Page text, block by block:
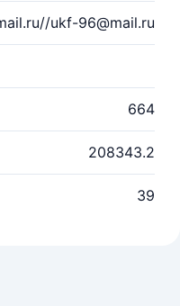
ukf-96@mail.ru
664
208343.2
39